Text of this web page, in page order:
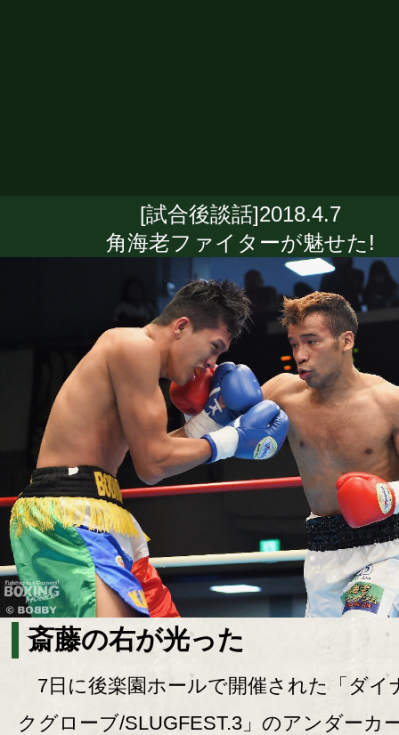
[試合後談話]2018.4.7
角海老ファイターが魅せた!
斎藤の右が光った
7日に後楽園ホールで開催された「ダイ
クグローブ/SLUGFEST.3」のアンダーカ